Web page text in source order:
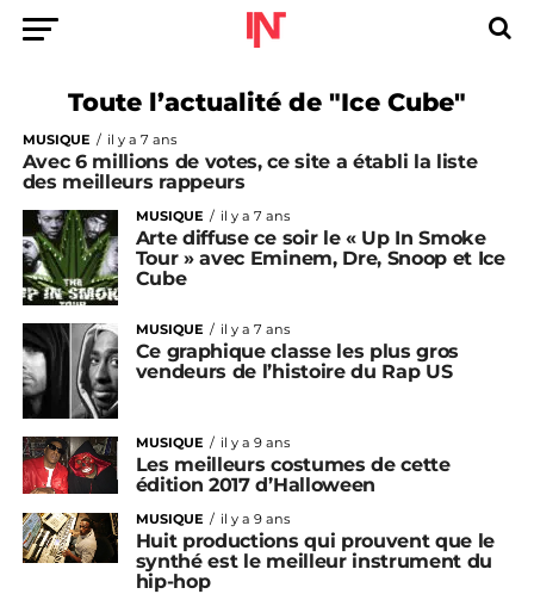
Toute l’actualité de "Ice Cube"
MUSIQUE il y a 7 ans
Avec 6 millions de votes, ce site a établi la liste
des meilleurs rappeurs
MUSIQUE il y a 7 ans
Arte diffuse ce soir le « Up In Smoke
Tour » avec Eminem, Dre, Snoop et Ice
Cube
MUSIQUE il y a 7 ans
Ce graphique classe les plus gros
vendeurs de l’histoire du Rap US
MUSIQUE il y a 9 ans
Les meilleurs costumes de cette
édition 2017 d’Halloween
MUSIQUE il y a 9 ans
Huit productions qui prouvent que le
synthé est le meilleur instrument du
hip-hop